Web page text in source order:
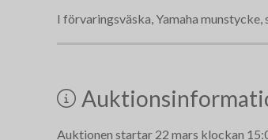
I förvaringsväska, Yamaha
Auktionen startar 22 mars klockan